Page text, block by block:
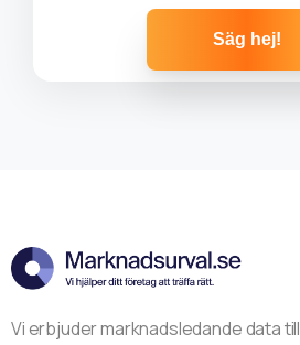
Vi erbjuder marknadsledande data till